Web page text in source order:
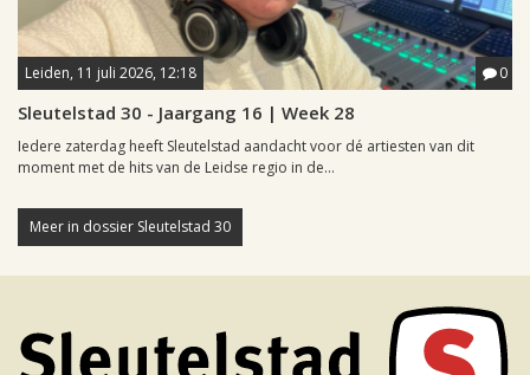
Leiden, 11 juli 2026, 12:18 0
Sleutelstad 30 - Jaargang 16 | Week 28
Iedere zaterdag heeft Sleutelstad aandacht voor dé artiesten van dit
moment met de hits van de Leidse regio in de...
Meer in dossier Sleutelstad 30